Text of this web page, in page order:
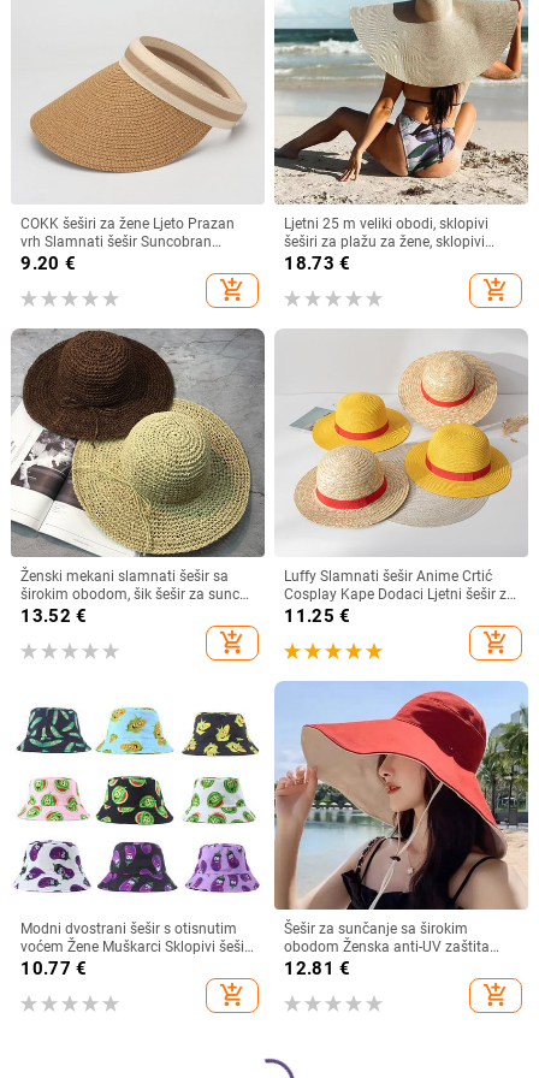
COKK šeširi za žene Ljeto Prazan
vrh Slamnati šešir Suncobran
Krema za sunčanje Šešir za plažu
Ženski štitnik za zaštitu od sunca
Roditelji Dječji Šeširi za sunce
9.20 €
add_shopping_cart
Ljetni 25 m veliki obodi, sklopivi
šeširi za plažu za žene, sklopivi
slamnati šešir, šešir za zaštitu od
Dropshipping
18.73 €
add_shopping_cart
Ženski mekani slamnati šešir sa
širokim obodom, šik šešir za sunce
Sklopivi ljetni slamnati šeširi za
plažu za žene Kape za djevojčice
Ženski šeširi od rafije
13.52 €
add_shopping_cart
Luffy Slamnati šešir Anime Crtić
Cosplay Kape Dodaci Ljetni šešir za
sunce Suncobran Šešir za roditelje i
dijete Luffy šešir za žene Muškarci
11.25 €
add_shopping_cart
Modni dvostrani šešir s otisnutim
voćem Žene Muškarci Sklopivi šešir
za umivaonik za sunčanje za par
10.77 €
add_shopping_cart
Šešir za sunčanje sa širokim
obodom Ženska anti-UV zaštita
Planinarenje Ribarska kapa na
preklop Ljetni jednobojni pamučni
prozračni šešir Bucekt za plažu
12.81 €
add_shopping_cart